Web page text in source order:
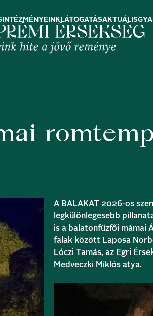
INTÉZMÉNYEINK LÁTOGATÁSAKTUÁLIS
A BALAKAT 2026-os
legkülönlegesebb
is a balatonfűzfői mámai
falak között Laposa
Lóczi Tamás, az Egri
Medveczki Miklós atya.